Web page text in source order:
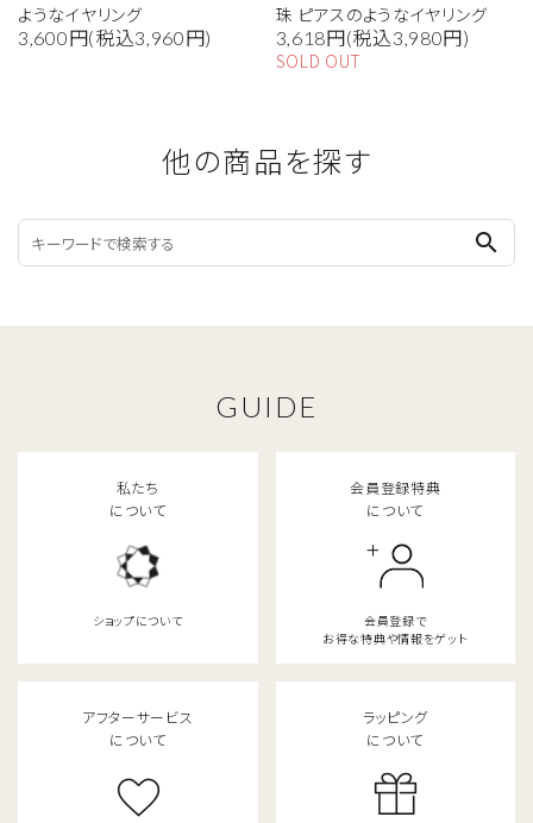
ようなイヤリング
3,600円(税込3,960円)
珠 ピアスのようなイヤリング
3,618円(税込3,980円)
SOLD OUT
他の商品を探す
search
GUIDE
私たち
について
ショップについて
会員登録特典
について
会員登録で
お得な特典や情報をゲット
アフターサービス
について
ラッピング
について